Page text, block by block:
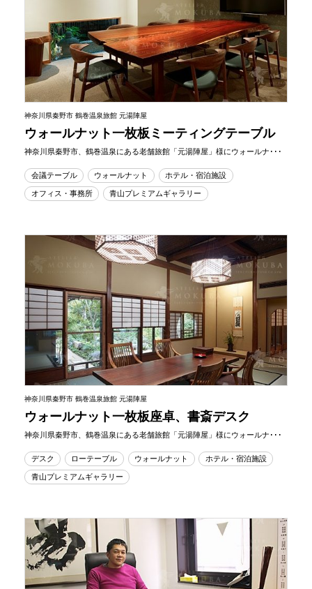
神奈川県秦野市 鶴巻温泉旅館 元湯陣屋
ウォールナット一枚板ミーティングテーブル
神奈川県秦野市、鶴巻温泉にある老舗旅館「元湯陣屋」様にウォールナ･･･
会議テーブル ウォールナット
ホテル・宿泊施設
オフィス・事務所
青山プレミアムギャラリー
神奈川県秦野市 鶴巻温泉旅館 元湯陣屋
ウォールナット一枚板座卓、書斎デスク
神奈川県秦野市、鶴巻温泉にある老舗旅館「元湯陣屋」様にウォールナ･･･
デスク ローテーブル ウォールナット
ホテル・宿泊施設
青山プレミアムギャラリー